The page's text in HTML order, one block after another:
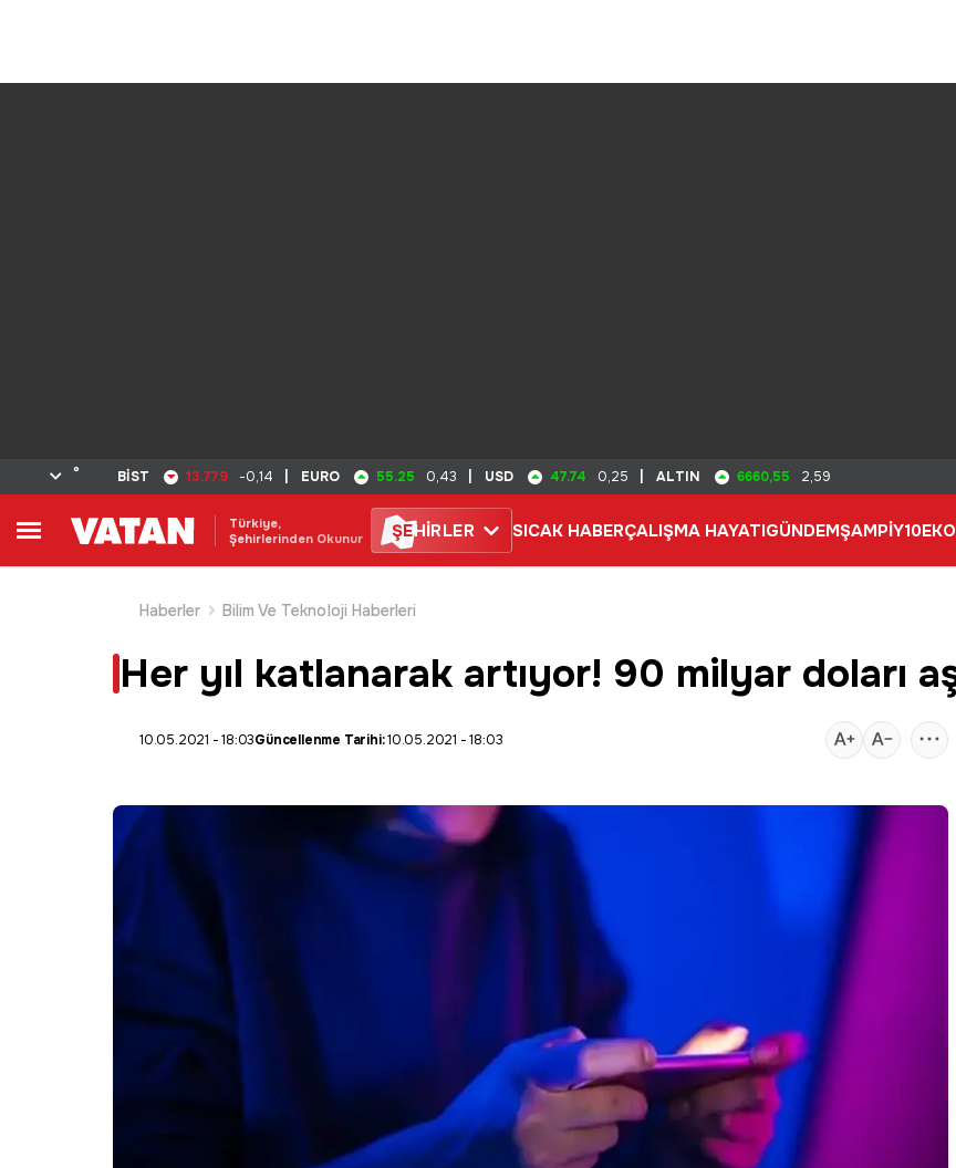
° BİST 13.779 -0,14 EURO 55.25 0,43 USD 47.74 0,25 ALTIN 6660,55 2,59
Türkiye,
Şehirlerinden Okunur
ŞEHİRLER SICAK HABERÇALIŞMA HAYATIGÜNDEMŞAMPİY10
Haberler
Bilim Ve Teknoloji Haberleri
Her yıl katlanarak artıyor! 90 milyar doları
10.05.2021 - 18:03Güncellenme Tarihi:10.05.2021 - 18:03